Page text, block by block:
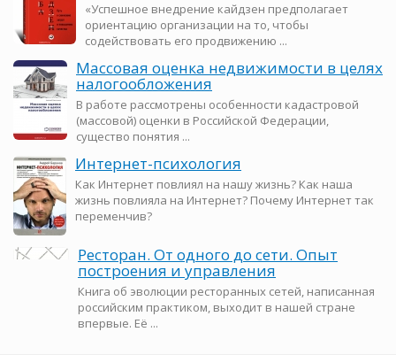
«Успешное внедрение кайдзен предполагает
ориентацию организации на то, чтобы
содействовать его продвижению ...
Массовая оценка недвижимости в целях
налогообложения
В работе рассмотрены особенности кадастровой
(массовой) оценки в Российской Федерации,
существо понятия ...
Интернет-психология
Как Интернет повлиял на нашу жизнь? Как наша
жизнь повлияла на Интернет? Почему Интернет так
переменчив?
Ресторан. От одного до сети. Опыт
построения и управления
Книга об эволюции ресторанных сетей, написанная
российским практиком, выходит в нашей стране
впервые. Её ...